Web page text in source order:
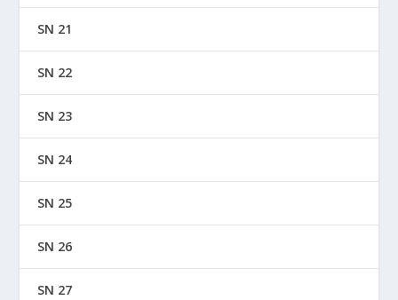
SN 21
SN 22
SN 23
SN 24
SN 25
SN 26
SN 27